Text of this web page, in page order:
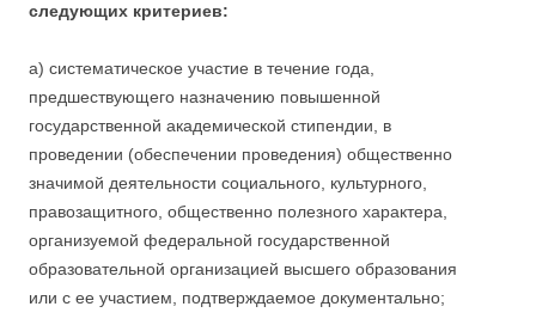
следующих критериев:
а) систематическое участие в течение года,
предшествующего назначению повышенной
государственной академической стипендии, в
проведении (обеспечении проведения) общественно
значимой деятельности социального, культурного,
правозащитного, общественно полезного характера,
организуемой федеральной государственной
образовательной организацией высшего образования
или с ее участием, подтверждаемое документально;